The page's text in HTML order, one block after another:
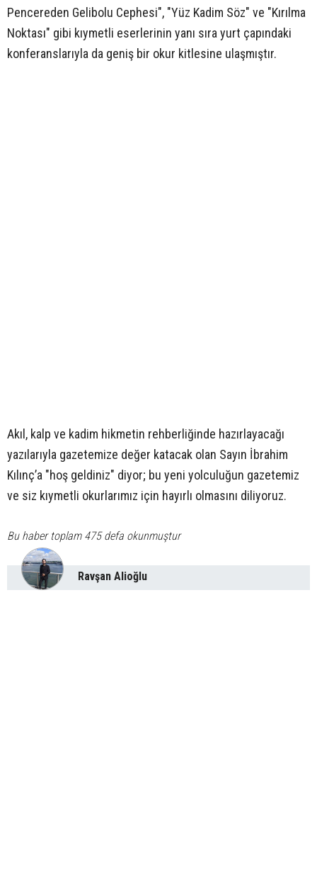
Pencereden Gelibolu Cephesi", "Yüz Kadim Söz" ve "Kırılma
Noktası" gibi kıymetli eserlerinin yanı sıra yurt çapındaki
konferanslarıyla da geniş bir okur kitlesine ulaşmıştır.
Akıl, kalp ve kadim hikmetin rehberliğinde hazırlayacağı
yazılarıyla gazetemize değer katacak olan Sayın İbrahim
Kılınç’a "hoş geldiniz" diyor; bu yeni yolculuğun gazetemiz
ve siz kıymetli okurlarımız için hayırlı olmasını diliyoruz.
Bu haber toplam 475 defa okunmuştur
Ravşan Alioğlu